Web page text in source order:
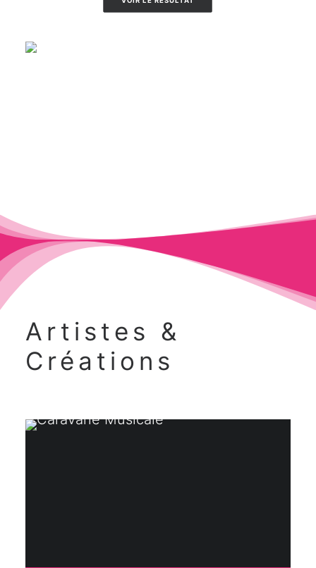
Artistes &
Créations